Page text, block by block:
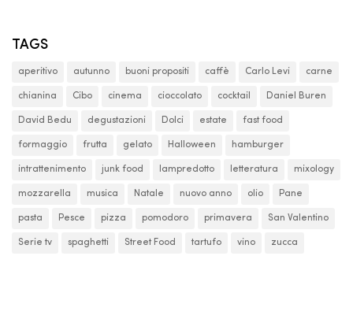
TAGS
aperitivo autunno buoni propositi caffè Carlo Levi carne
chianina Cibo cinema cioccolato cocktail Daniel Buren
David Bedu degustazioni Dolci estate fast food
formaggio frutta gelato Halloween hamburger
intrattenimento junk food lampredotto letteratura mixology
mozzarella musica Natale nuovo anno olio Pane
pasta Pesce pizza pomodoro primavera San Valentino
Serie tv spaghetti Street Food tartufo vino zucca